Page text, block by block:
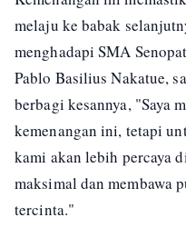
melaju ke babak
menghadapi SMA
Pablo Basilius Nakatue,
berbagi kesannya, "Saya
kemenangan ini, tetapi
kami akan lebih percaya
maksimal dan membawa
tercinta."